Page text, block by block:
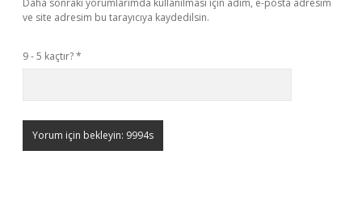
Daha sonraki yorumlarımda kullanılması için adım, e-posta adresim
ve site adresim bu tarayıcıya kaydedilsin.
9 - 5 kaçtır?*